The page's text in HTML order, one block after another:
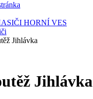
HORNÍ VES
Jihlávka
Jihlávka